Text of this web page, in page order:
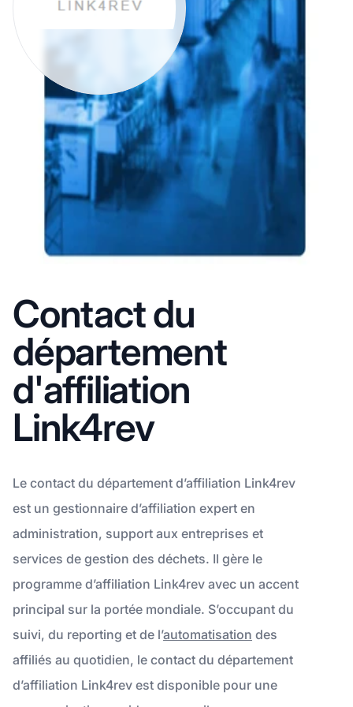
Contact du
département
d'affiliation
Link4rev
Le contact du département d’affiliation Link4rev
est un gestionnaire d’affiliation expert en
administration, support aux entreprises et
services de gestion des déchets. Il gère le
programme d’affiliation Link4rev avec un accent
principal sur la portée mondiale. S’occupant du
suivi, du reporting et de l’automatisation des
affiliés au quotidien, le contact du département
d’affiliation Link4rev est disponible pour une